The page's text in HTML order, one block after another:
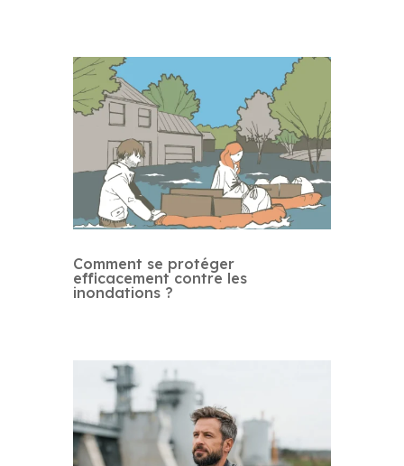
Comment se protéger
efficacement contre les
inondations ?